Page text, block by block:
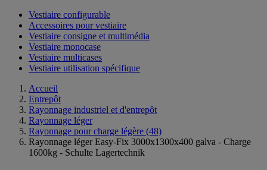
Vestiaire configurable
Accessoires pour vestiaire
Vestiaire consigne et multimédia
Vestiaire monocase
Vestiaire multicases
Vestiaire utilisation spécifique
Accueil
Entrepôt
Rayonnage industriel et d'entrepôt
Rayonnage léger
Rayonnage pour charge légère (48)
Rayonnage léger Easy-Fix 3000x1300x400 galva - Charge
1600kg - Schulte Lagertechnik